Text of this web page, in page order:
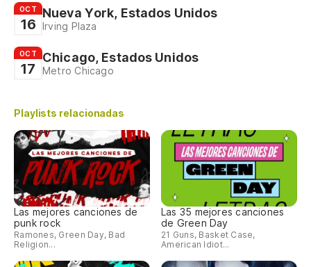
OCT
16
Nueva York, Estados Unidos
Irving Plaza
OCT
17
Chicago, Estados Unidos
Metro Chicago
Playlists relacionadas
Las mejores canciones de
punk rock
Ramones, Green Day, Bad
Religion...
Las 35 mejores canciones
de Green Day
21 Guns, Basket Case,
American Idiot...